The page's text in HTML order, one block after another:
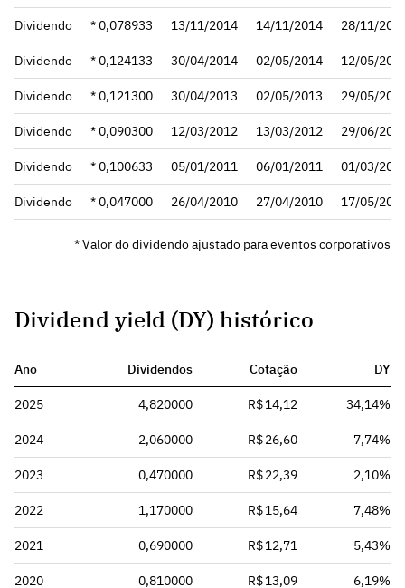
Dividendo * 0,078933 13/11/2014 14/11/2014 28/11/
Dividendo * 0,124133 30/04/2014 02/05/2014 12/05/
Dividendo * 0,121300 30/04/2013 02/05/2013 29/05/
Dividendo * 0,090300 12/03/2012 13/03/2012 29/06/
Dividendo * 0,100633 05/01/2011 06/01/2011 01/03/
Dividendo * 0,047000 26/04/2010 27/04/2010 17/05/
* Valor do dividendo ajustado para eventos corporativos
Dividend yield (DY) histórico
Ano Dividendos Cotação DY
2025 4,820000 R$ 14,12 34,14%
2024 2,060000 R$ 26,60 7,74%
2023 0,470000 R$ 22,39 2,10%
2022 1,170000 R$ 15,64 7,48%
2021 0,690000 R$ 12,71 5,43%
2020 0,810000 R$ 13,09 6,19%